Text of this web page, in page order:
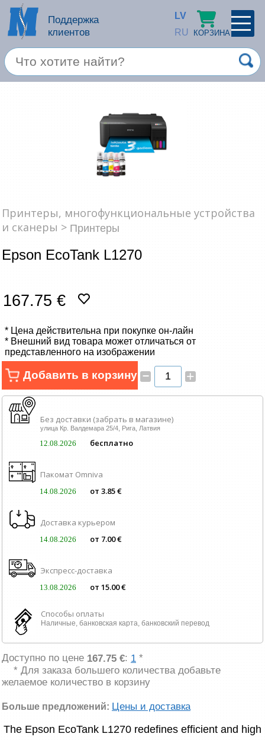
Поддержка
клиентов
LV
RU
КОРЗИНА
Зарегестрироваться
Запомнить
Забыли пароль?
Продукция apple
Компьютерные аксессуары
Смарт устройства
ТВ, Фото и электроника
Автотовары
Renewd техника, Outlet
Принтеры, многофункциональные устройства
и сканеры > Принтеры
Epson EcoTank L1270
167.75 €
* Цена действительна при покупке он-лайн
* Внешний вид товара может отличаться от
представленного на изображении
Добавить в корзину – +
Без доставки (забрать в магазине)
улица Кр. Валдемара 25/4, Рига, Латвия
12.08.2026 бесплатно
Пакомат Omniva
14.08.2026 от 3.85 €
Доставка курьером
14.08.2026 от 7.00 €
Экспресс-доставка
13.08.2026 от 15.00 €
Способы оплаты
Наличные, банковская карта, банковский перевод
Доступно по цене 167.75 €: 1 *
* Для заказа большего количества добавьте
желаемое количество в корзину
Больше предложений: Цены и доставка
The Epson EcoTank L1270 redefines efficient and high